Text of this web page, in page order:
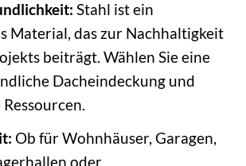
Stahl ist ein
Material, das zur Nachhaltigkeit
beiträgt. Wählen Sie eine
Dacheindeckung und
Ob für Wohnhäuser, Garagen,
oder